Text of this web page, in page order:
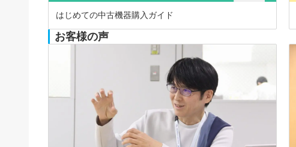
はじめての中古機器購入ガイド
お客様の声